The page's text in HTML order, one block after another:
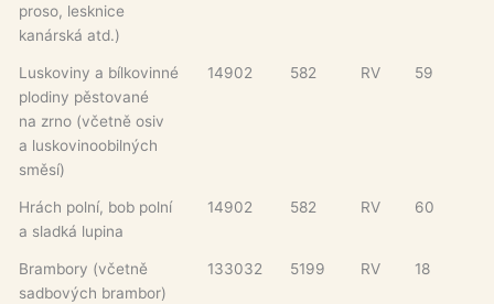
proso, lesknice
kanárská atd.)
Luskoviny a bílkovinné
plodiny pěstované
na zrno (včetně osiv
a luskovinoobilných
směsí)
14902 582 RV 59
Hrách polní, bob polní
a sladká lupina
14902 582 RV 60
Brambory (včetně
sadbových brambor)
133032 5199 RV 18